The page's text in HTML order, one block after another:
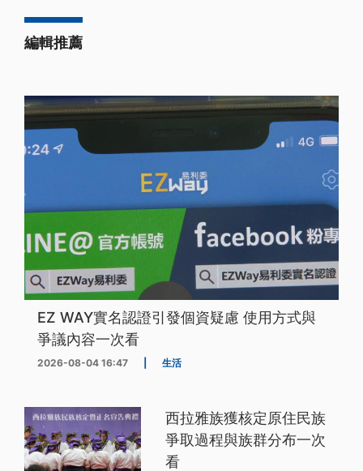
編輯推薦
EZ WAY實名認證引發個資疑慮 使用方式與
爭議內容一次看
2026-08-04 16:47 生活
西拉雅族獲核定原住民族
爭取過程與族群分布一次
看